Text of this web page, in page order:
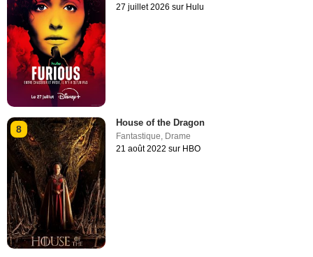
27 juillet 2026 sur Hulu
8
House of the Dragon
Fantastique, Drame
21 août 2022 sur HBO